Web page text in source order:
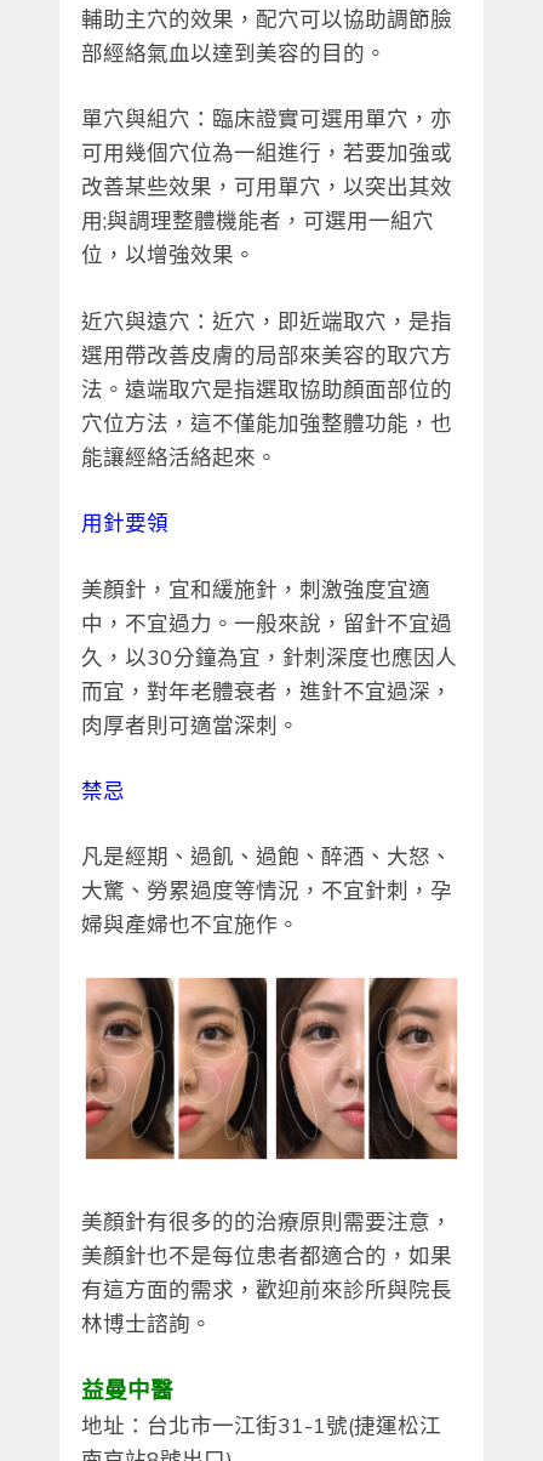
輔助主穴的效果，配穴可以協助調節臉
部經絡氣血以達到美容的目的。
單穴與組穴：臨床證實可選用單穴，亦
可用幾個穴位為一組進行，若要加強或
改善某些效果，可用單穴，以突出其效
用;與調理整體機能者，可選用一組穴
位，以增強效果。
近穴與遠穴：近穴，即近端取穴，是指
選用帶改善皮膚的局部來美容的取穴方
法。遠端取穴是指選取協助顏面部位的
穴位方法，這不僅能加強整體功能，也
能讓經絡活絡起來。
用針要領
美顏針，宜和緩施針，刺激強度宜適
中，不宜過力。一般來說，留針不宜過
久，以30分鐘為宜，針刺深度也應因人
而宜，對年老體衰者，進針不宜過深，
肉厚者則可適當深刺。
禁忌
凡是經期、過飢、過飽、醉酒、大怒、
大驚、勞累過度等情況，不宜針刺，孕
婦與產婦也不宜施作。
美顏針有很多的的治療原則需要注意，
美顏針也不是每位患者都適合的，如果
有這方面的需求，歡迎前來診所與院長
林博士諮詢。
益曼中醫
地址：台北市一江街31-1號(捷運松江